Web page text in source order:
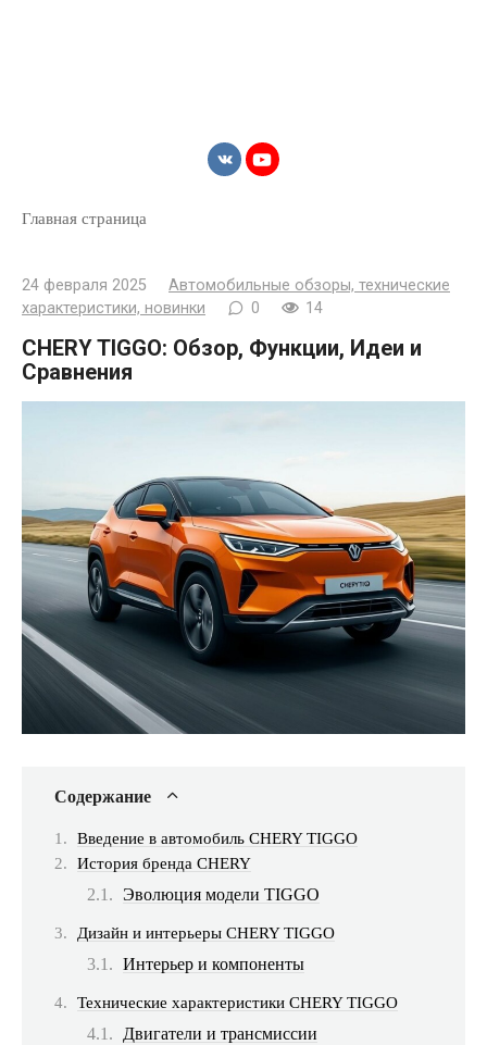
Главная страница
24 февраля 2025
Автомобильные обзоры, технические
характеристики, новинки
0 14
CHERY TIGGO: Обзор, Функции, Идеи и
Сравнения
Содержание
Введение в автомобиль CHERY TIGGO
История бренда CHERY
Эволюция модели TIGGO
Дизайн и интерьеры CHERY TIGGO
Интерьер и компоненты
Технические характеристики CHERY TIGGO
Двигатели и трансмиссии